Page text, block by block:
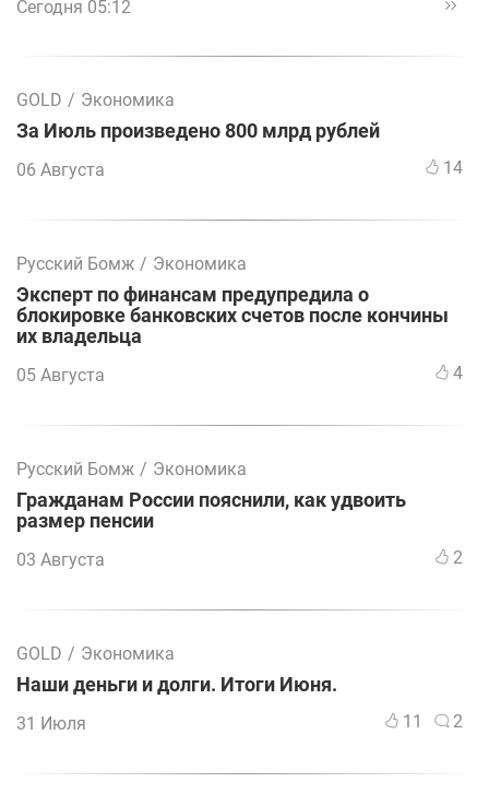
Сегодня 05:12
GOLD / Экономика
За Июль произведено 800 млрд рублей
06 Августа 14
Русский Бомж / Экономика
Эксперт по финансам предупредила о
блокировке банковских счетов после кончины
их владельца
05 Августа 4
Русский Бомж / Экономика
Гражданам России пояснили, как удвоить
размер пенсии
03 Августа 2
GOLD / Экономика
Наши деньги и долги. Итоги Июня.
31 Июля 11 2